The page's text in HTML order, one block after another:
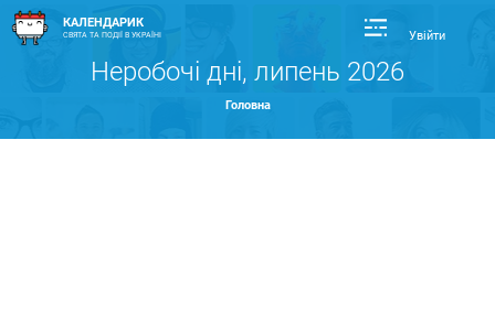
КАЛЕНДАРИК
СВЯТА ТА ПОДІЇ В УКРАЇНІ Увійти
Неробочі дні, липень 2026
Головна